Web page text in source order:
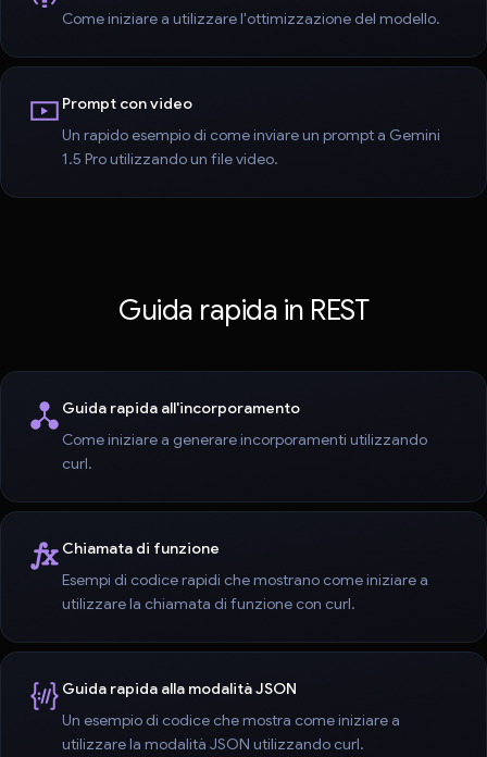
Come iniziare a utilizzare l'ottimizzazione del modello.
Prompt con video
Un rapido esempio di come inviare un prompt a Gemini
1.5 Pro utilizzando un file video.
Guida rapida in REST
Guida rapida all'incorporamento
Come iniziare a generare incorporamenti utilizzando
curl.
Chiamata di funzione
Esempi di codice rapidi che mostrano come iniziare a
utilizzare la chiamata di funzione con curl.
Guida rapida alla modalità JSON
Un esempio di codice che mostra come iniziare a
utilizzare la modalità JSON utilizzando curl.